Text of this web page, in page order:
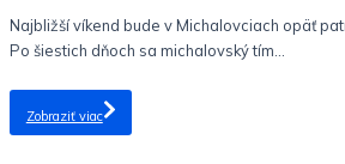
Najbližší víkend bude v Michalovciach opäť
Po šiestich dňoch sa michalovský tím...
Zobraziť viac